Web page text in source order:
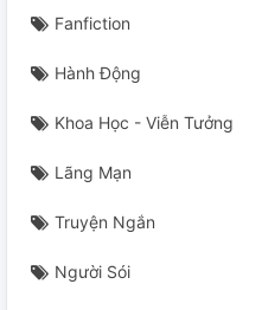
Chương 23: Vũ Hoạ.
Chương 24: Khoai Lang.
Chương 25: Giải Mã.
Tranh Ngũ Vị Tiên Nữ
Fanfiction
Hành Động
Khoa Học - Viễn Tưởng
Lãng Mạn
Truyện Ngắn
Người Sói